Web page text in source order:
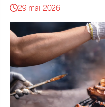
29 mai 2026